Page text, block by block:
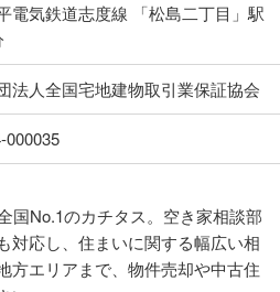
電気鉄道志度線 「松島二丁目」駅
法人全国宅地建物取引業保証協会
000035
国No.1のカチタス。空き家相談部
対応し、住まいに関する幅広い相
方エリアまで、物件売却や中古住